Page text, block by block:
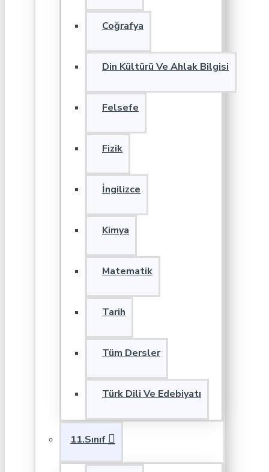
Coğrafya
Din Kültürü Ve Ahlak Bilgisi
Felsefe
Fizik
İngilizce
Kimya
Matematik
Tarih
Tüm Dersler
Türk Dili Ve Edebiyatı
11.Sınıf